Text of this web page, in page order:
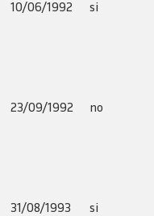
10/06/1992 si
23/09/1992 no
31/08/1993 si